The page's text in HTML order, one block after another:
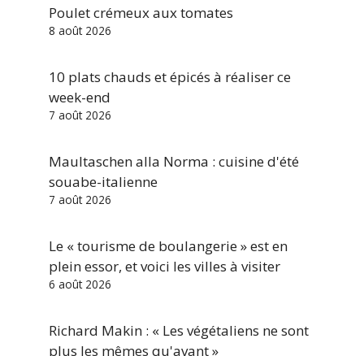
Poulet crémeux aux tomates
8 août 2026
10 plats chauds et épicés à réaliser ce
week-end
7 août 2026
Maultaschen alla Norma : cuisine d'été
souabe-italienne
7 août 2026
Le « tourisme de boulangerie » est en
plein essor, et voici les villes à visiter
6 août 2026
Richard Makin : « Les végétaliens ne sont
plus les mêmes qu'avant »